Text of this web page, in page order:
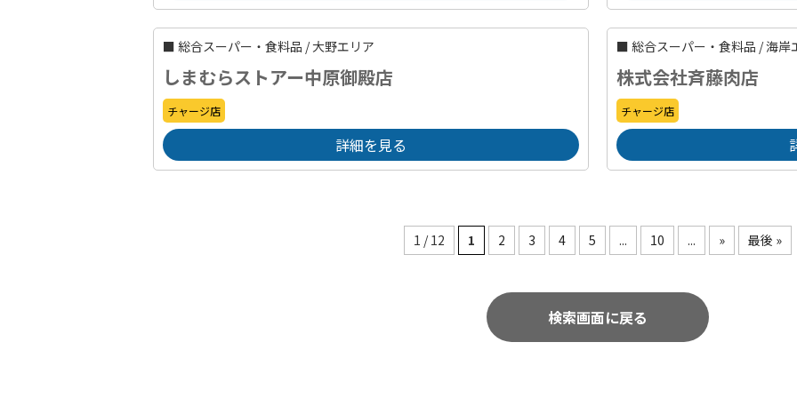
■ 総合スーパー・食料品 /大野エリア
しまむらストアー中原御殿店
チャージ店
詳細を見る
■ 総合スーパー・食料品 /海岸
株式会社斉藤肉店
チャージ店
1 / 12 1 2 3 4 5 ... 10 ... » 最後 »
検索画面に戻る